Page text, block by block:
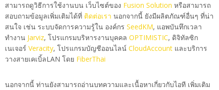
สามารถดูวิธีการใช้งานบน เว็บไซต์ของ Fusion Solution หรือสามารถ
สอบถามข้อมูลเพิ่มเติมได้ที่ ติดต่อเรา นอกจากนี้ ยังมีผลิตภัณฑ์อื่นๆ ที่น่า
สนใจ เช่น ระบบจัดการความรู้ใน องค์กร SeedKM, แอพบันทึกเวลา
ทำงาน Jarviz, โปรแกรมบริหารงานบุคคล OPTIMISTIC, ดิจิทัลซิก
เนเจอร์ Veracity, โปรแกรมบัญชีออนไลน์ CloudAccount และบริการ
วางสายเคเบิ้ลLAN โดย FiberThai
นอกจากนี้ ท่านยังสามารถอ่านบทความและเนื้อหาเกี่ยวกับไอที เพิ่มเติม